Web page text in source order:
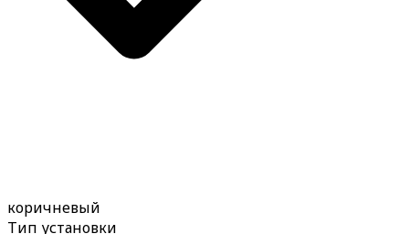
коричневый
Тип установки